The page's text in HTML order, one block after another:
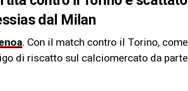
dal Milan
. Con il match contro il Torino, come
di riscatto sul calciomercato da parte